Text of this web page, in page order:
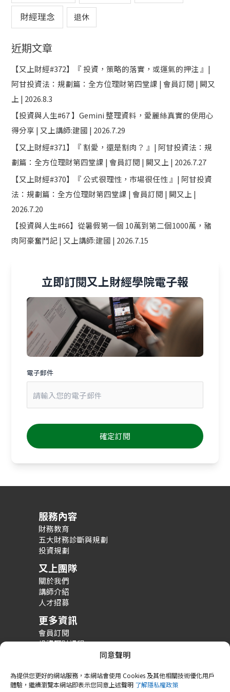
同意聲明
為提供您更好的網站服務，本網站會使用 Cookies 及其他相關技術優化用戶
體驗，繼續瀏覽本網站即表示您同意上述聲明 了解隱私權政策
財經理念 退休
近期文章
【又上財經#372】『 投資，策略的落實，或運氣的押注 』|
阿甘投資法：規劃篇：全方位理財第四堂課 | 會員訂閱 | 闕又
上 | 2026.8.3
【投資與人生#67 】Gemini 整理資料，愛麗絲真實的使用心
得分享 | 又上講師:建國 | 2026.7.29
【又上財經#371】『 割愛，還是割肉？ 』| 阿甘投資法：規
劃篇：全方位理財第四堂課 | 會員訂閱 | 闕又上 | 2026.7.27
【又上財經#370】『 公式很理性，市場很任性 』| 阿甘投資
法：規劃篇：全方位理財第四堂課 | 會員訂閱 | 闕又上 |
2026.7.20
【投資與人生#66】從暑假第一個 10萬到第二個1000萬，豬
肉阿豪奮鬥記 | 又上講師:建國 | 2026.7.15
立即訂閱又上財經學院電子報
電子郵件
服務內容
財務教育
五大財務診斷與規劃
投資規劃
又上團隊
關於我們
講師介紹
人才招募
更多資訊
會員訂閱
投資理財課程
整體財務規劃課程